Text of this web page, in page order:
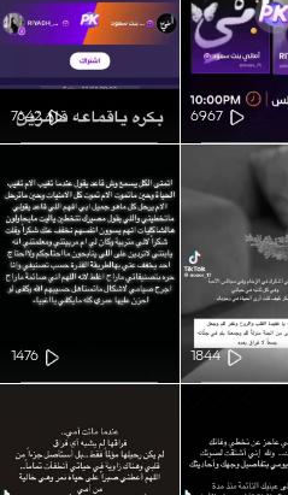
6967
7642
1844
1476